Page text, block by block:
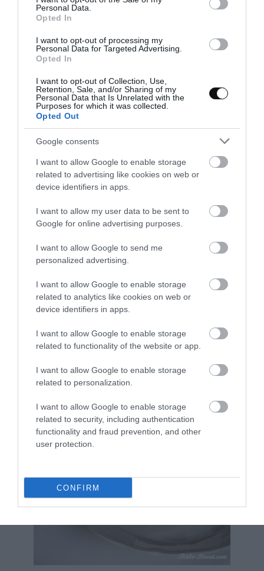
Personal Data.
Opted In
I want to opt-out of processing my
Personal Data for Targeted Advertising.
Opted In
I want to opt-out of Collection, Use,
Retention, Sale, and/or Sharing of my
Personal Data that Is Unrelated with the
Purposes for which it was collected.
Opted Out
Google consents
I want to allow Google to enable storage
related to advertising like cookies on web or
device identifiers in apps.
I want to allow my user data to be sent to
Google for online advertising purposes.
I want to allow Google to send me
personalized advertising.
I want to allow Google to enable storage
related to analytics like cookies on web or
device identifiers in apps.
I want to allow Google to enable storage
related to functionality of the website or app.
I want to allow Google to enable storage
related to personalization.
I want to allow Google to enable storage
related to security, including authentication
functionality and fraud prevention, and other
user protection.
CONFIRM
Introducimos en el frigorífico hasta el día siguiente para
asegurarnos que solidifica completamente.
Al día siguiente desmoldamos con cuidado y disponemos unas
frambuesas por la superficie.
Una tarta fresca, ligera y preciosa.
Buen provecho!!